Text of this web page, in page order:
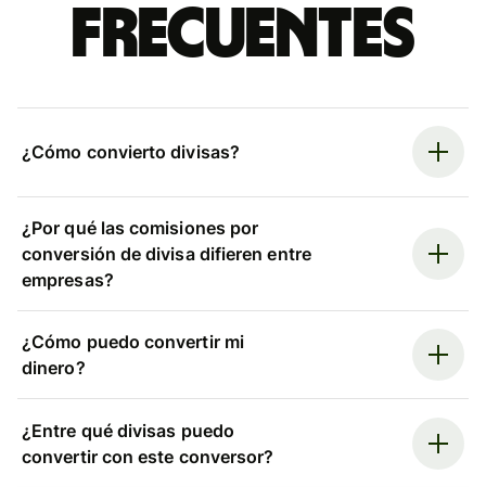
frecuentes
¿Cómo convierto divisas?
¿Por qué las comisiones por
conversión de divisa difieren entre
empresas?
¿Cómo puedo convertir mi
dinero?
¿Entre qué divisas puedo
convertir con este conversor?